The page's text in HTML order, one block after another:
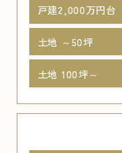
戸建2,000万円台
土地 ～50坪
土地 100坪～